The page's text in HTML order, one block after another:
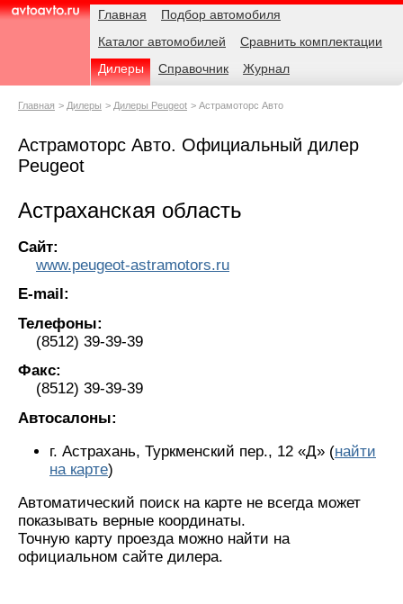
AvtoAvto.ru
Навигация Главная
Подбор автомобиля
Каталог автомобилей
Сравнить комплектации
Дилеры
Справочник Журнал
Родительские
Главная Дилеры Дилеры Peugeot Астрамоторс Авто
Астрамоторс Авто. Официальный дилер
Peugeot
Астраханская область
Сайт:
www.peugeot-astramotors.ru
E-mail:
Телефоны:
(8512) 39-39-39
Факс:
(8512) 39-39-39
Автосалоны:
г. Астрахань, Туркменский пер., 12 «Д» (найти
на карте)
Автоматический поиск на карте не всегда может
показывать верные координаты.
Точную карту проезда можно найти на
официальном сайте дилера.